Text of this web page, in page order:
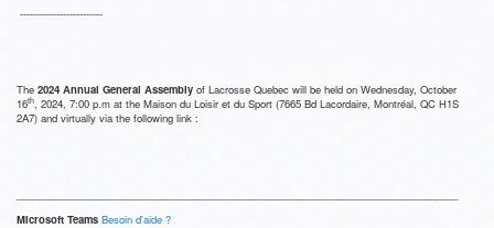
-------------------------
The 2024 Annual General Assembly of Lacrosse Quebec will be held on Wednesday, October
16th , 2024, 7:00 p.m at the Maison du Loisir et du Sport (7665 Bd Lacordaire, Montréal, QC H1S
2A7) and virtually via the following link :
Microsoft Teams Besoin d'aide ?